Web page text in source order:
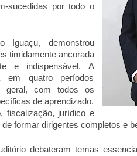
sucedidas por todo o
demonstrou
timidamente ancorada
e indispensável. A
em quatro períodos
geral, com todos os
de aprendizado.
fiscalização, jurídico e
formar dirigentes completos e
debateram temas